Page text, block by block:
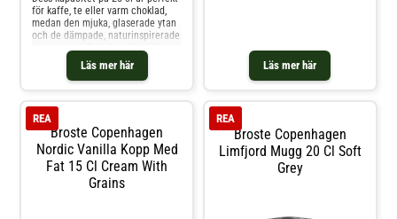
Läs mer här
för kaffe, te eller varm choklad,
medan den mjuka, glaserade ytan
och de dämpade, naturinspirerade
tonerna ger den en modern, lugn
estetik. Muggen är gjord av
hållbart stengods och har ett
bekvämt öra och en minimalistisk
moderna kök. Koppen är en del av
Nordic Rain-serien och
kombineras sömlöst med övriga
delar ur kollektionen.Om muggen
från Broste Copenhagen-
Minimalistisk, modern
skandinavisk design.- En del av
Läs mer här
Broste Copenhagen
Nordic Vanilla Kopp Med
Fat 15 Cl Cream With
Grains
REA
Broste Copenhagen
Limfjord Mugg 20 Cl Soft
Grey
REA